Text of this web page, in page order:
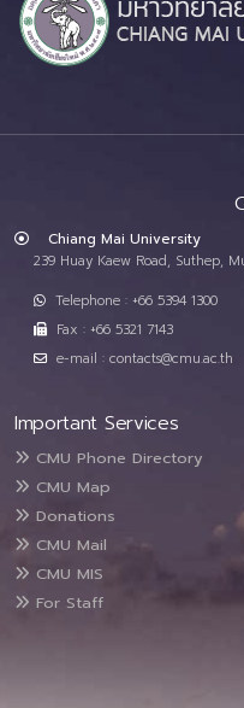
Chiang Mai University
239 Huay Kaew Road, Suthep,
Telephone : +66 5394 1300
Fax : +66 5321 7143
e-mail : contacts@cmu.ac.th
Important Services
CMU Phone Directory
CMU Map
Donations
CMU Mail
CMU MIS
For Staff